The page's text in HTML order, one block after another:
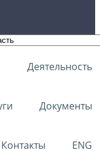
Деятельность
Документы
Контакты ENG